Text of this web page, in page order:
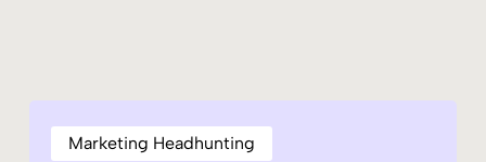
Marketing Headhunting